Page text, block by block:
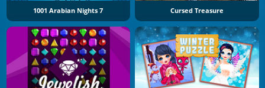
1001 Arabian Nights 7 Cursed Treasure